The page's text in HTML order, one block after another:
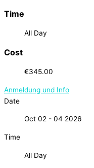
Time
All Day
Cost
€345.00
Anmeldung und Info
Date
Oct 02 - 04 2026
Time
All Day